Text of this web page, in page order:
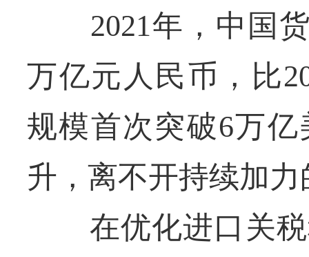
2021年，中国货
万亿元人民币，比
规模首次突破6万
升，离不开持续加
在优化进口关税